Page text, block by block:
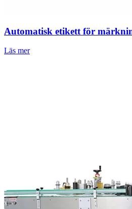
Automatisk etikett för
Läs mer